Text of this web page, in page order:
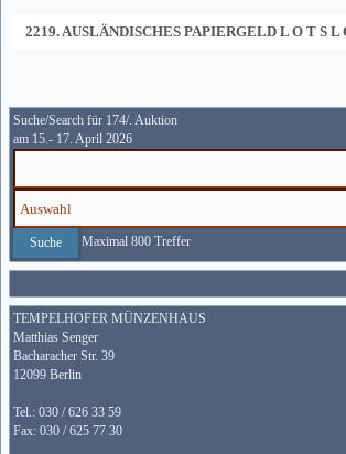
2219. AUSLÄNDISCHES PAPIERGELD L O T S L
Suche/Search für 174/. Auktion
am 15.- 17. April 2026
Maximal 800 Treffer
TEMPELHOFER MÜNZENHAUS
Matthias Senger
Bacharacher Str. 39
12099 Berlin
Tel.: 030 / 626 33 59
Fax: 030 / 625 77 30